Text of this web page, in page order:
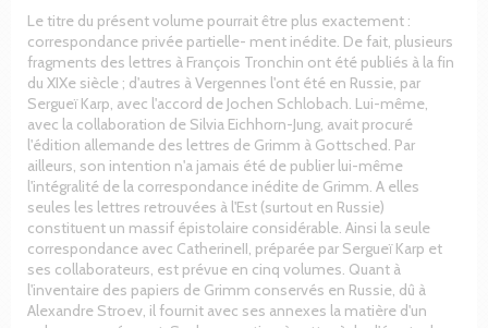
Le titre du présent volume pourrait être plus exactement :
correspondance privée partielle- ment inédite. De fait, plusieurs
fragments des lettres à François Tronchin ont été publiés à la fin
du XIXe siècle ; d'autres à Vergennes l'ont été en Russie, par
Sergueï Karp, avec l'accord de Jochen Schlobach. Lui-même,
avec la collaboration de Silvia Eichhorn-Jung, avait procuré
l'édition allemande des lettres de Grimm à Gottsched. Par
ailleurs, son intention n'a jamais été de publier lui-même
l'intégralité de la correspondance inédite de Grimm. A elles
seules les lettres retrouvées à l'Est (surtout en Russie)
constituent un massif épistolaire considérable. Ainsi la seule
correspondance avec CatherineII, préparée par Sergueï Karp et
ses collaborateurs, est prévue en cinq volumes. Quant à
l'inventaire des papiers de Grimm conservés en Russie, dû à
Alexandre Stroev, il fournit avec ses annexes la matière d'un